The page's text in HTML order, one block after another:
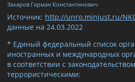
Захаров Герман Константинович
Источник: http://unro.minjust.ru/
данные на 24.03.2022
* Единый федеральный список
иностранных и международных
в соответствии с
террористическими: